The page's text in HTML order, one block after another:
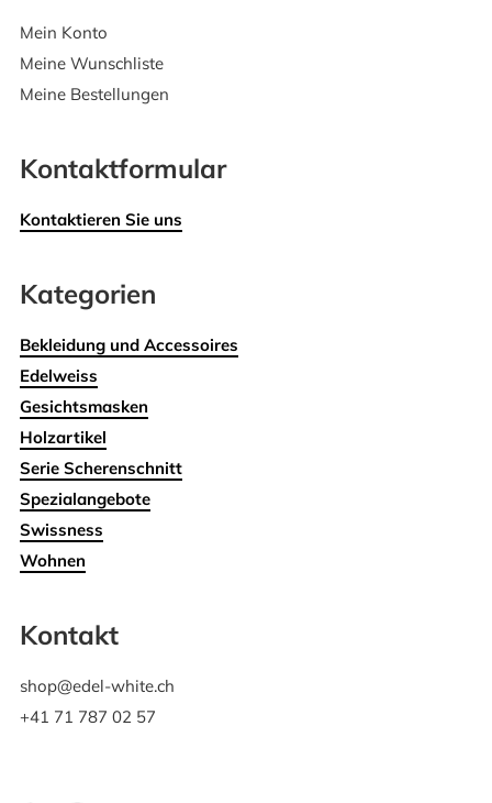
Mein Konto
Meine Wunschliste
Meine Bestellungen
Kontaktformular
Kontaktieren Sie uns
Kategorien
Bekleidung und Accessoires
Edelweiss
Gesichtsmasken
Holzartikel
Serie Scherenschnitt
Spezialangebote
Swissness
Wohnen
Kontakt
shop@edel-white.ch
+41 71 787 02 57